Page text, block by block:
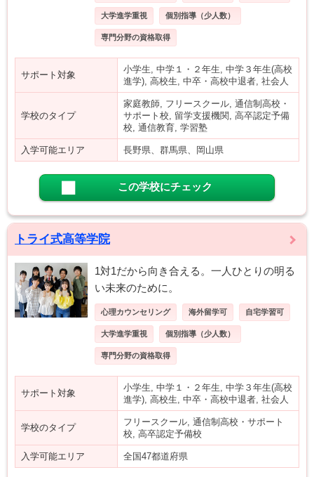
大学進学重視 個別指導（少人数）
専門分野の資格取得
サポート対象
小学生, 中学１・２年生, 中学３年生(高校
進学), 高校生, 中卒・高校中退者, 社会人
学校のタイプ
家庭教師, フリースクール, 通信制高校・
サポート校, 留学支援機関, 高卒認定予備
校, 通信教育, 学習塾
入学可能エリア 長野県、群馬県、岡山県
この学校にチェック
トライ式高等学院
1対1だから向き合える。一人ひとりの明る
い未来のために。
心理カウンセリング 海外留学可 自宅学習可
大学進学重視 個別指導（少人数）
専門分野の資格取得
サポート対象
小学生, 中学１・２年生, 中学３年生(高校
進学), 高校生, 中卒・高校中退者, 社会人
学校のタイプ
フリースクール, 通信制高校・サポート
校, 高卒認定予備校
入学可能エリア 全国47都道府県